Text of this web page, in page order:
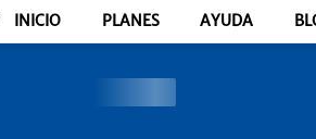
INICIO PLANES AYUDA